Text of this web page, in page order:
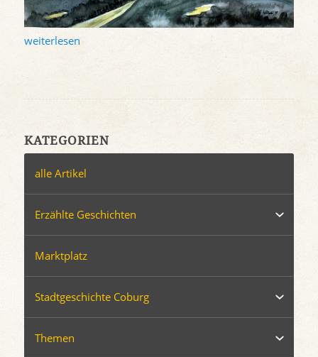
weiterlesen
KATEGORIEN
alle Artikel
Erzählte Geschichten
Marktplatz
Stadtgeschichte Coburg
Themen